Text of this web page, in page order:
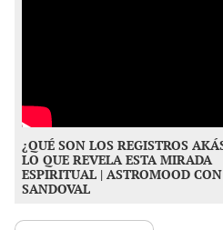
¿QUÉ SON LOS REGISTROS
LO QUE REVELA ESTA MIRADA
ESPIRITUAL | ASTROMOOD
SANDOVAL